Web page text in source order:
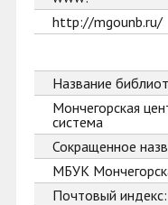
http://mgounb.ru/
Название
Мончегорская
система
Сокращенное
МБУК
Почтовый индекс: